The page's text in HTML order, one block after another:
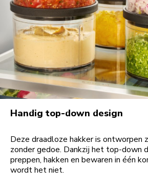
Handig top-down design
Deze draadloze hakker is ontworpen
zonder gedoe. Dankzij het top-down
preppen, hakken en bewaren in één
wordt het niet.